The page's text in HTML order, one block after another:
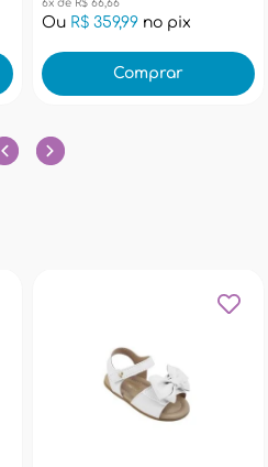
6x de R$ 66,66
Ou R$ 359,99no pix
Comprar